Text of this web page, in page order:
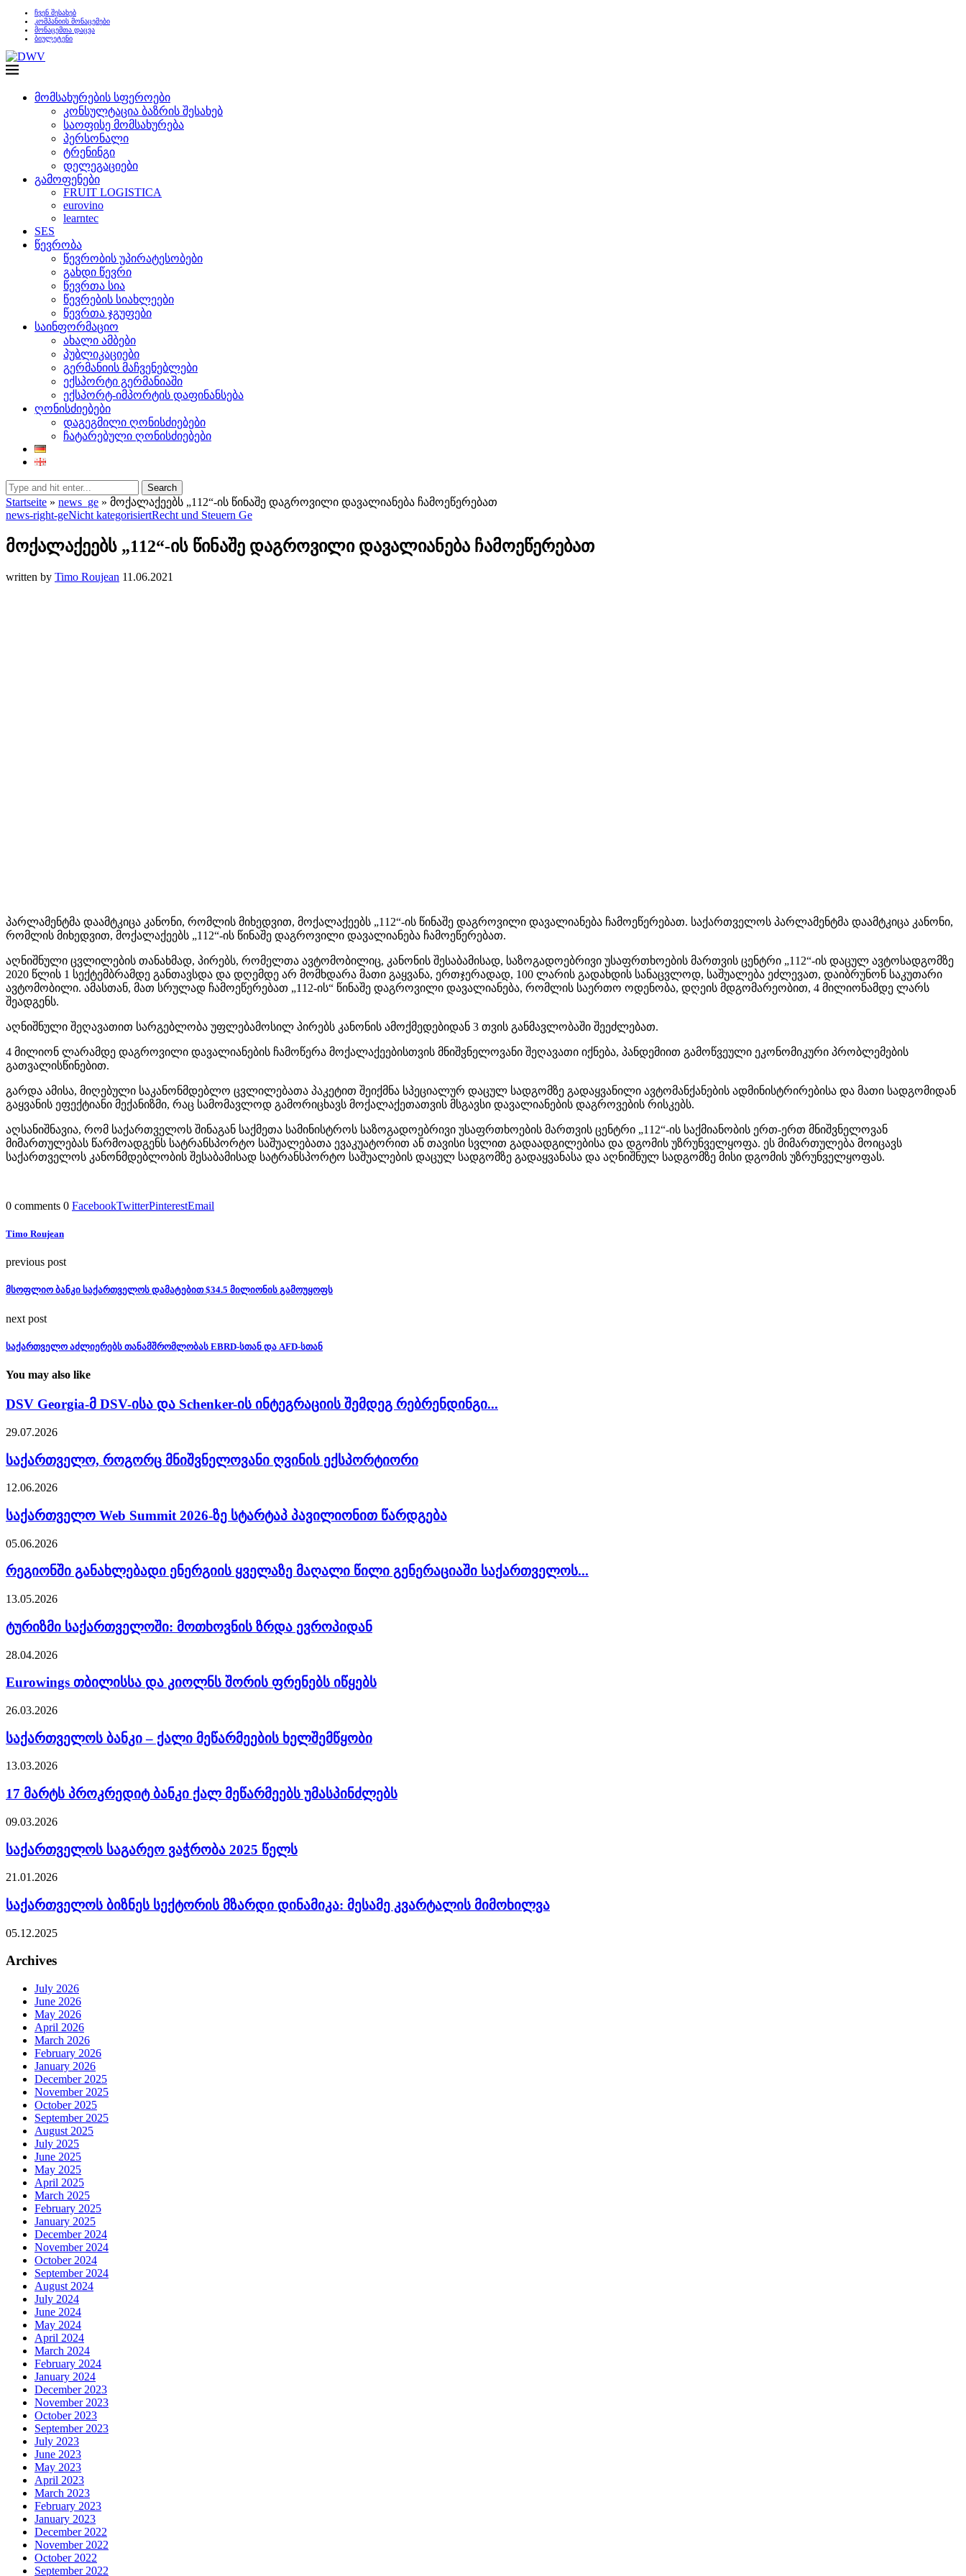
ჩვენ შესახებ
კომპანიის მონაცემები
მონაცემთა დაცვა
ბიულეტენი
მომსახურების სფეროები
კონსულტაცია ბაზრის შესახებ
საოფისე მომსახურება
პერსონალი
ტრენინგი
დელეგაციები
გამოფენები
FRUIT LOGISTICA
eurovino
learntec
SES
წევრობა
წევრობის უპირატესობები
გახდი წევრი
წევრთა სია
წევრების სიახლეები
წევრთა ჯგუფები
საინფორმაციო
ახალი ამბები
პუბლიკაციები
გერმანიის მაჩვენებლები
ექსპორტი გერმანიაში
ექსპორტ-იმპორტის დაფინანსება
ღონისძიებები
დაგეგმილი ღონისძიებები
ჩატარებული ღონისძიებები
Search
Startseite » news_ge » მოქალაქეებს „112“-ის წინაშე დაგროვილი დავალიანება ჩამოეწერებათ
news-right-geNicht kategorisiertRecht und Steuern Ge
მოქალაქეებს „112“-ის წინაშე დაგროვილი დავალიანება ჩამოეწერებათ
written by Timo Roujean 11.06.2021
პარლამენტმა დაამტკიცა კანონი, რომლის მიხედვით, მოქალაქეებს „112“-ის წინაშე დაგროვილი დავალიანება ჩამოეწერებათ. საქართველოს პარლამენტმა დაამტკიცა კანონი,
რომლის მიხედვით, მოქალაქეებს „112“-ის წინაშე დაგროვილი დავალიანება ჩამოეწერებათ.
აღნიშნული ცვლილების თანახმად, პირებს, რომელთა ავტომობილიც, კანონის შესაბამისად, საზოგადოებრივი უსაფრთხოების მართვის ცენტრი „112“-ის დაცულ ავტოსადგომზე
2020 წლის 1 სექტემბრამდე განთავსდა და დღემდე არ მომხდარა მათი გაყვანა, ერთჯერადად, 100 ლარის გადახდის სანაცვლოდ, საშუალება ეძლევათ, დაიბრუნონ საკუთარი
ავტომობილი. ამასთან, მათ სრულად ჩამოეწერებათ „112-ის“ წინაშე დაგროვილი დავალიანება, რომლის საერთო ოდენობა, დღეის მდგომარეობით, 4 მილიონამდე ლარს
შეადგენს.
აღნიშნული შეღავათით სარგებლობა უფლებამოსილ პირებს კანონის ამოქმედებიდან 3 თვის განმავლობაში შეეძლებათ.
4 მილიონ ლარამდე დაგროვილი დავალიანების ჩამოწერა მოქალაქეებისთვის მნიშვნელოვანი შეღავათი იქნება, პანდემიით გამოწვეული ეკონომიკური პრობლემების
გათვალისწინებით.
გარდა ამისა, მიღებული საკანონმდებლო ცვლილებათა პაკეტით შეიქმნა სპეციალურ დაცულ სადგომზე გადაყვანილი ავტომანქანების ადმინისტრირებისა და მათი სადგომიდან
გაყვანის ეფექტიანი მექანიზმი, რაც სამომავლოდ გამორიცხავს მოქალაქეთათვის მსგავსი დავალიანების დაგროვების რისკებს.
აღსანიშნავია, რომ საქართველოს შინაგან საქმეთა სამინისტროს საზოგადოებრივი უსაფრთხოების მართვის ცენტრი „112“-ის საქმიანობის ერთ-ერთ მნიშვნელოვან
მიმართულებას წარმოადგენს სატრანსპორტო საშუალებათა ევაკუატორით ან თავისი სვლით გადაადგილებისა და დგომის უზრუნველყოფა. ეს მიმართულება მოიცავს
საქართველოს კანონმდებლობის შესაბამისად სატრანსპორტო საშუალების დაცულ სადგომზე გადაყვანასა და აღნიშნულ სადგომზე მისი დგომის უზრუნველყოფას.
0 comments 0 FacebookTwitterPinterestEmail
Timo Roujean
previous post
მსოფლიო ბანკი საქართველოს დამატებით $34.5 მილიონის გამოუყოფს
next post
საქართველო აძლიერებს თანამშრომლობას EBRD-სთან და AFD-სთან
You may also like
DSV Georgia-მ DSV-ისა და Schenker-ის ინტეგრაციის შემდეგ რებრენდინგი...
29.07.2026
საქართველო, როგორც მნიშვნელოვანი ღვინის ექსპორტიორი
12.06.2026
საქართველო Web Summit 2026-ზე სტარტაპ პავილიონით წარდგება
05.06.2026
რეგიონში განახლებადი ენერგიის ყველაზე მაღალი წილი გენერაციაში საქართველოს...
13.05.2026
ტურიზმი საქართველოში: მოთხოვნის ზრდა ევროპიდან
28.04.2026
Eurowings თბილისსა და კიოლნს შორის ფრენებს იწყებს
26.03.2026
საქართველოს ბანკი – ქალი მეწარმეების ხელშემწყობი
13.03.2026
17 მარტს პროკრედიტ ბანკი ქალ მეწარმეებს უმასპინძლებს
09.03.2026
საქართველოს საგარეო ვაჭრობა 2025 წელს
21.01.2026
საქართველოს ბიზნეს სექტორის მზარდი დინამიკა: მესამე კვარტალის მიმოხილვა
05.12.2025
Archives
July 2026
June 2026
May 2026
April 2026
March 2026
February 2026
January 2026
December 2025
November 2025
October 2025
September 2025
August 2025
July 2025
June 2025
May 2025
April 2025
March 2025
February 2025
January 2025
December 2024
November 2024
October 2024
September 2024
August 2024
July 2024
June 2024
May 2024
April 2024
March 2024
February 2024
January 2024
December 2023
November 2023
October 2023
September 2023
July 2023
June 2023
May 2023
April 2023
March 2023
February 2023
January 2023
December 2022
November 2022
October 2022
September 2022